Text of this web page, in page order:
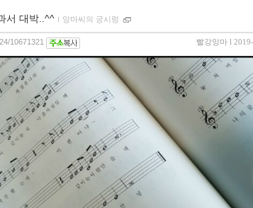
서 대박..^^ ｌ 앙마씨의 궁시렁
빨강앙마 l
10671321